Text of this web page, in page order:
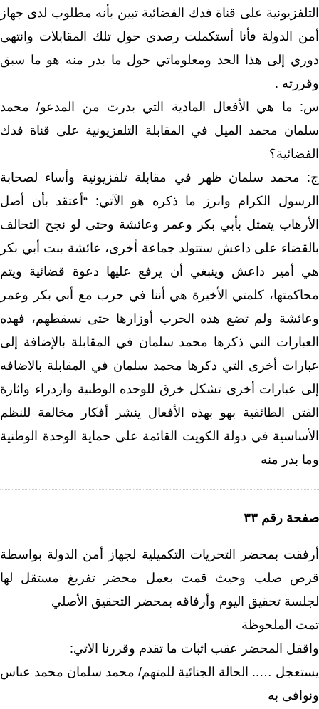
التلفزيونية على قناة فدك الفضائية تبين بأنه مطلوب لدى جهاز
أمن الدولة فأنا أستكملت رصدي حول تلك المقابلات وانتهى
دوري إلى هذا الحد ومعلوماتي حول ما بدر منه هو ما سبق
وقررته .
س: ما هي الأفعال المادية التي بدرت من المدعو/ محمد
سلمان محمد الميل في المقابلة التلفزيونية على قناة فدك
الفضائية؟
ج: محمد سلمان ظهر في مقابلة تلفزيونية وأساء لصحابة
الرسول الكرام وابرز ما ذكره هو الآتي: “أعتقد بأن أصل
الأرهاب يتمثل بأبي بكر وعمر وعائشة وحتى لو نجح التحالف
بالقضاء على داعش ستتولد جماعة أخرى، عائشة بنت أبي بكر
هي أمير داعش وينبغي أن يرفع عليها دعوة قضائية ويتم
محاكمتها، كلمتي الأخيرة هي أننا في حرب مع أبي بكر وعمر
وعائشة ولم تضع هذه الحرب أوزارها حتى نسقطهم، فهذه
العبارات التي ذكرها محمد سلمان في المقابلة بالإضافة إلى
عبارات أخرى التي ذكرها محمد سلمان في المقابلة بالاضافه
إلى عبارات أخرى تشكل خرق للوحده الوطنية وازدراء واثارة
الفتن الطائفية بهو بهذه الأفعال ينشر أفكار مخالفة للنظم
الأساسية في دولة الكويت القائمة على حماية الوحدة الوطنية
وما بدر منه
صفحة رقم ٣٣
أرفقت بمحضر التحريات التكميلية لجهاز أمن الدولة بواسطة
قرص صلب وحيث قمت بعمل محضر تفريغ مستقل لها
لجلسة تحقيق اليوم وأرفاقه بمحضر التحقيق الأصلي
تمت الملحوظة
واقفل المحضر عقب اثبات ما تقدم وقررنا الاتي:
يستعجل ….. الحالة الجنائية للمتهم/ محمد سلمان محمد عباس
ونوافى به